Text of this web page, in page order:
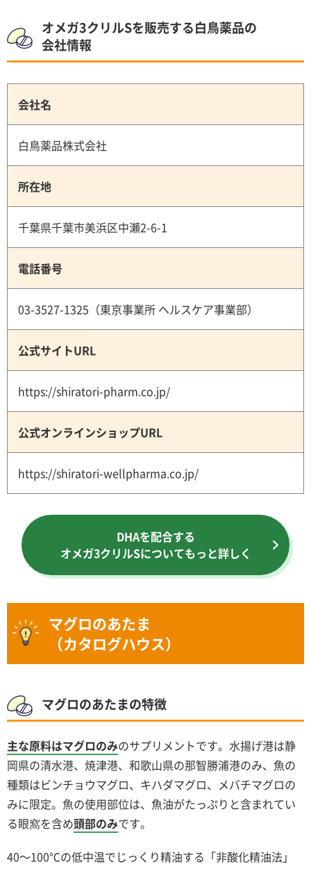
オメガ3クリルSを販売する白鳥薬品の
会社情報
会社名
白鳥薬品株式会社
所在地
千葉県千葉市美浜区中瀬2-6-1
電話番号
03-3527-1325（東京事業所 ヘルスケア事業部）
公式サイトURL
https://shiratori-pharm.co.jp/
公式オンラインショップURL
https://shiratori-wellpharma.co.jp/
DHAを配合する
オメガ3クリルSについてもっと詳しく
マグロのあたま
（カタログハウス）
マグロのあたまの特徴
主な原料はマグロのみのサプリメントです。水揚げ港は静
岡県の清水港、焼津港、和歌山県の那智勝浦港のみ、魚の
種類はビンチョウマグロ、キハダマグロ、メバチマグロの
みに限定。魚の使用部位は、魚油がたっぷりと含まれてい
る眼窩を含め頭部のみです。
40～100℃の低中温でじっくり精油する「非酸化精油法」